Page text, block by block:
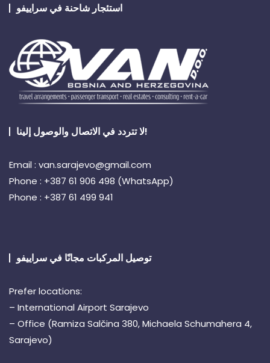
استئجار شاحنة في سراييفو
لا تتردد في الاتصال والوصول إلينا!
Email : van.sarajevo@gmail.com
Phone : +387 61 906 498 (WhatsApp)
Phone : +387 61 499 941
توصيل المركبات مجانًا في سراييفو
Prefer locations:
– International Airport Sarajevo
– Office (Ramiza Salčina 380, Michaela Schumahera 4,
Sarajevo)